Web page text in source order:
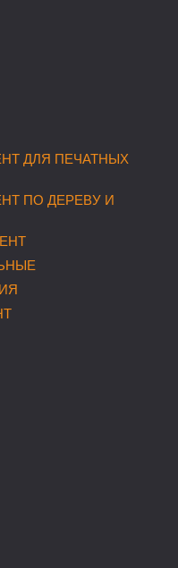
ДЛЯ ПЕЧАТНЫХ
ПО ДЕРЕВУ И